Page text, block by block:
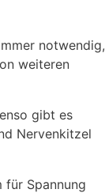
notwendig,
weiteren
gibt es
Nervenkitzel
für Spannung